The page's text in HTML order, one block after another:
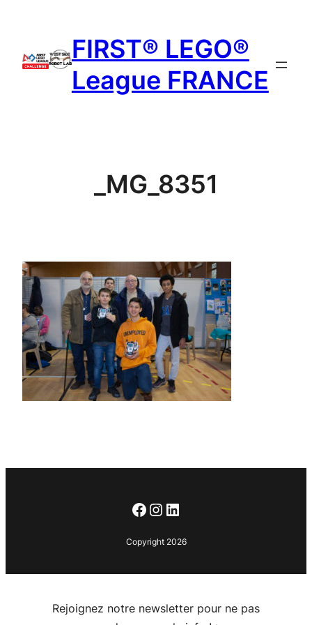
contenu
FIRST® LEGO®
League FRANCE
_MG_8351
Facebook
Instagram
LinkedIn
Copyright 2026
Rejoignez notre newsletter pour ne pas